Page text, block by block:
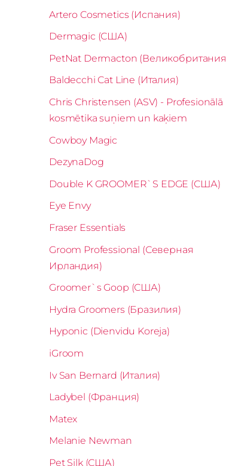
Artero Cosmetics (Испания)
Dermagic (США)
PetNat Dermacton
Baldecchi Cat Line (Италия)
Chris Christensen (ASV) - Profesionālā
kosmētika suņiem un kaķiem
Cowboy Magic
DezynaDog
Double K GROOMER`S EDGE (США)
Eye Envy
Fraser Essentials
Groom Professional (Северная
Ирландия)
Groomer`s Goop (США)
Hydra Groomers (Бразилия)
Hyponic (Dienvidu Koreja)
iGroom
Iv San Bernard (Италия)
Ladybel (Франция)
Matex
Melanie Newman
Pet Silk (США)